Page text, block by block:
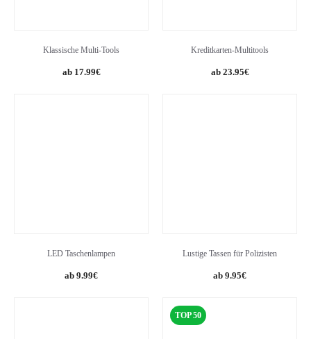
Klassische Multi-Tools
17.99€
Kreditkarten-Multitools
Original
23.95€Current
LED Taschenlampen
9.99€
Lustige Tassen für Polizisten
9.95€
TOP 50